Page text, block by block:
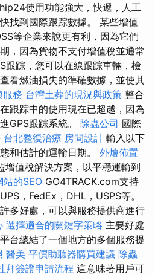
使用功能強大，快遞，人工
找到國際跟踪數據。 某些增值
等企業來說更有利，因為它們
，因為貨物不支付增值稅並通常
跟踪，您可以在線跟踪車輛，檢
看燃油損失的準確數據，並使其
服務 台灣土葬的現況與政策 整合
跟踪中的使用現在已超越，因為
GPS跟踪系統。 除蟲公司 國際
台北整復治療 房間設計 輸入以下
和估計的運輸日期。 外燴佈置
增值稅解決方案，以平穩運輸到
的SEO GO4TRACK.com支持
，FedEx，DHL，USPS等。
多好處，可以與服務提供商進行
選擇適合的關鍵字策略 主要好處
台總結了一個地方的多個服務提
醫美 平價助聽器購買建議 除蟲
拜簽證申請流程 這意味著用戶可